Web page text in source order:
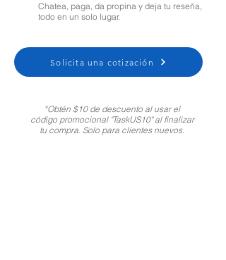
Chatea, paga, da propina y deja tu reseña,
todo en un solo lugar.
Solicita una cotización
*Obtén $10 de descuento al usar el
código promocional "TaskUS10" al finalizar
tu compra. Solo para clientes nuevos.